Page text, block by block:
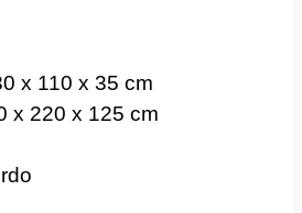
x 110 x 35 cm
x 220 x 125 cm